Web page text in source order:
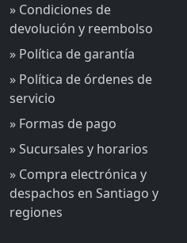
» Condiciones de
devolución y reembolso
» Política de garantía
» Política de órdenes de
servicio
» Formas de pago
» Sucursales y horarios
» Compra electrónica y
despachos en Santiago y
regiones